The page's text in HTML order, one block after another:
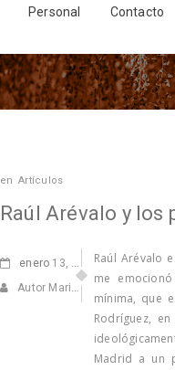
Personal Contacto
en Artículos
Raúl Arévalo y los
enero 13, 2017
Autor Marisa Navarro
Raúl Arévalo
me
mínima, que
Rodríguez,
Madrid a un